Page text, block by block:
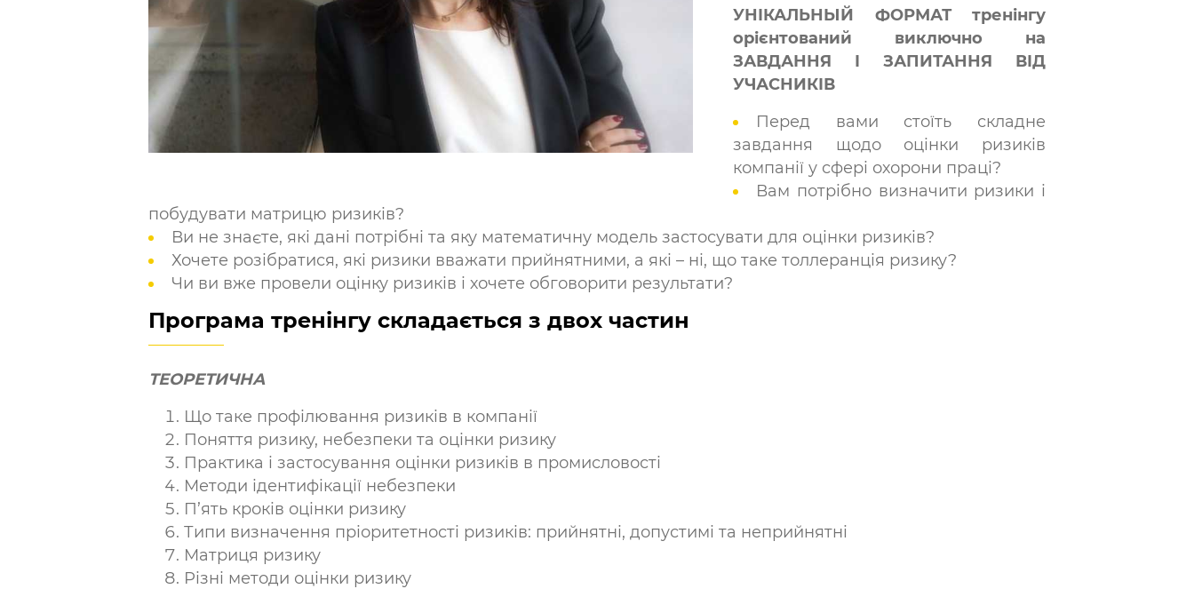
УНІКАЛЬНЫЙ ФОРМАТ тренінгу
орієнтований виключно на
ЗАВДАННЯ І ЗАПИТАННЯ ВІД
УЧАСНИКІВ
Перед вами стоїть складне
завдання щодо оцінки ризиків
компанії у сфері охорони праці?
Вам потрібно визначити ризики і
побудувати матрицю ризиків?
Ви не знаєте, які дані потрібні та яку математичну модель застосувати для оцінки ризиків?
Хочете розібратися, які ризики вважати прийнятними, а які – ні, що таке толлеранція ризику?
Чи ви вже провели оцінку ризиків і хочете обговорити результати?
Програма тренінгу складається з двох частин
ТЕОРЕТИЧНА
Що таке профілювання ризиків в компанії
Поняття ризику, небезпеки та оцінки ризику
Практика і застосування оцінки ризиків в промисловості
Методи ідентифікації небезпеки
П’ять кроків оцінки ризику
Типи визначення пріоритетності ризиків: прийнятні, допустимі та неприйнятні
Матриця ризику
Різні методи оцінки ризику